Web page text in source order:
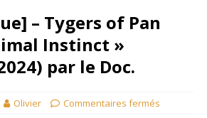
– Tygers of Pan
Instinct »
par le Doc.
Olivier Commentaires fermés